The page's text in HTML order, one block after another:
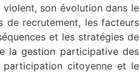
violent, son évolution dans le
de recrutement, les facteurs
et les stratégies de
la gestion participative des
citoyenne et le